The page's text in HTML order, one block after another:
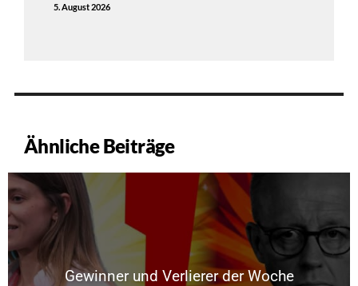
5. August 2026
Ähnliche Beiträge
Gewinner und Verlierer der Woche